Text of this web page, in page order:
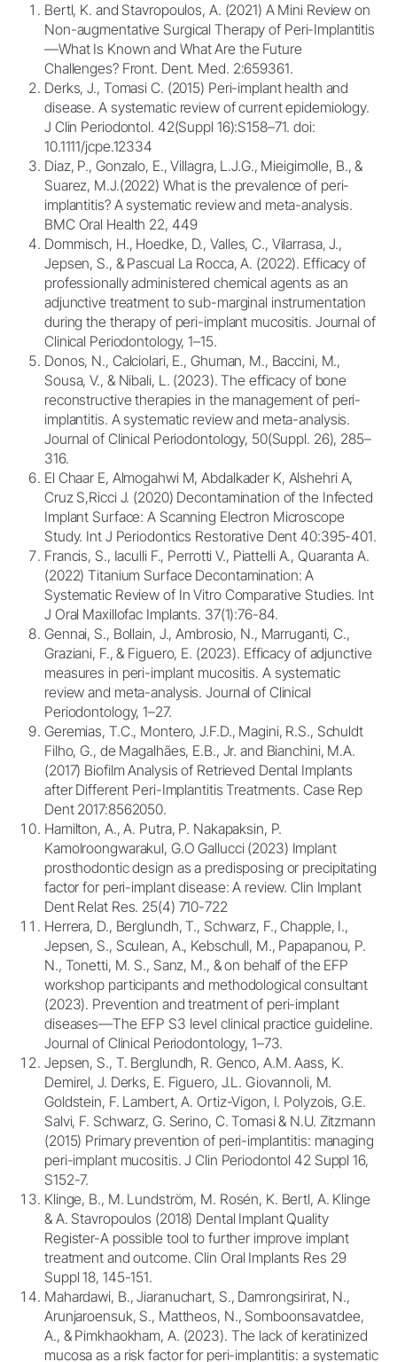
Bertl, K. and Stavropoulos, A. (2021) A Mini Review on
Non-augmentative Surgical Therapy of Peri-Implantitis
—What Is Known and What Are the Future
Challenges? Front. Dent. Med. 2:659361.
Derks, J., Tomasi C. (2015) Peri-implant health and
disease. A systematic review of current epidemiology.
J Clin Periodontol. 42(Suppl 16):S158–71. doi:
10.1111/jcpe.12334
Diaz, P., Gonzalo, E., Villagra, L.J.G., Mieigimolle, B., &
Suarez, M.J.(2022) What is the prevalence of peri-
implantitis? A systematic review and meta-analysis.
BMC Oral Health 22, 449
Dommisch, H., Hoedke, D., Valles, C., Vilarrasa, J.,
Jepsen, S., & Pascual La Rocca, A. (2022). Efficacy of
professionally administered chemical agents as an
adjunctive treatment to sub-marginal instrumentation
during the therapy of peri-implant mucositis. Journal of
Clinical Periodontology, 1–15.
Donos, N., Calciolari, E., Ghuman, M., Baccini, M.,
Sousa, V., & Nibali, L. (2023). The efficacy of bone
reconstructive therapies in the management of peri-
implantitis. A systematic review and meta-analysis.
Journal of Clinical Periodontology, 50(Suppl. 26), 285–
316.
El Chaar E, Almogahwi M, Abdalkader K, Alshehri A,
Cruz S,Ricci J. (2020) Decontamination of the Infected
Implant Surface: A Scanning Electron Microscope
Study. Int J Periodontics Restorative Dent 40:395-401.
Francis, S., Iaculli F., Perrotti V., Piattelli A., Quaranta A.
(2022) Titanium Surface Decontamination: A
Systematic Review of In Vitro Comparative Studies. Int
J Oral Maxillofac Implants. 37(1):76-84.
Gennai, S., Bollain, J., Ambrosio, N., Marruganti, C.,
Graziani, F., & Figuero, E. (2023). Efficacy of adjunctive
measures in peri-implant mucositis. A systematic
review and meta-analysis. Journal of Clinical
Periodontology, 1–27.
Geremias, T.C., Montero, J.F.D., Magini, R.S., Schuldt
Filho, G., de Magalhães, E.B., Jr. and Bianchini, M.A.
(2017) Biofilm Analysis of Retrieved Dental Implants
after Different Peri-Implantitis Treatments. Case Rep
Dent 2017:8562050.
Hamilton, A., A. Putra, P. Nakapaksin, P.
Kamolroongwarakul, G.O Gallucci (2023) Implant
prosthodontic design as a predisposing or precipitating
factor for peri-implant disease: A review. Clin Implant
Dent Relat Res. 25(4) 710-722
Herrera, D., Berglundh, T., Schwarz, F., Chapple, I.,
Jepsen, S., Sculean, A., Kebschull, M., Papapanou, P.
N., Tonetti, M. S., Sanz, M., & on behalf of the EFP
workshop participants and methodological consultant
(2023). Prevention and treatment of peri-implant
diseases—The EFP S3 level clinical practice guideline.
Journal of Clinical Periodontology, 1–73.
Jepsen, S., T. Berglundh, R. Genco, A.M. Aass, K.
Demirel, J. Derks, E. Figuero, J.L. Giovannoli, M.
Goldstein, F. Lambert, A. Ortiz-Vigon, I. Polyzois, G.E.
Salvi, F. Schwarz, G. Serino, C. Tomasi & N.U. Zitzmann
(2015) Primary prevention of peri-implantitis: managing
peri-implant mucositis. J Clin Periodontol 42 Suppl 16,
S152-7.
Klinge, B., M. Lundström, M. Rosén, K. Bertl, A. Klinge
& A. Stavropoulos (2018) Dental Implant Quality
Register-A possible tool to further improve implant
treatment and outcome. Clin Oral Implants Res 29
Suppl 18, 145-151.
Mahardawi, B., Jiaranuchart, S., Damrongsirirat, N.,
Arunjaroensuk, S., Mattheos, N., Somboonsavatdee,
A., & Pimkhaokham, A. (2023). The lack of keratinized
mucosa as a risk factor for peri-implantitis: a systematic